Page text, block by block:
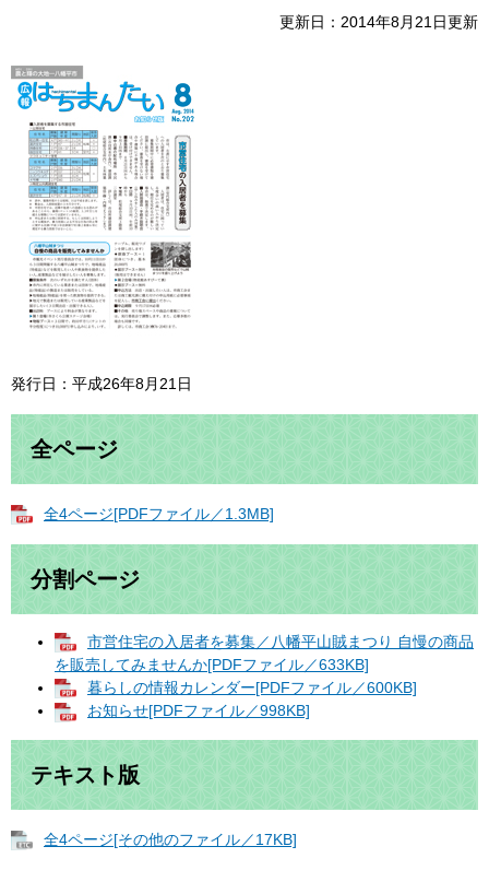
更新日：2014年8月21日更新
発行日：平成26年8月21日
全ページ
全4ページ[PDFファイル／1.3MB]
分割ページ
市営住宅の入居者を募集／八幡平山賊まつり 自慢の商品
を販売してみませんか[PDFファイル／633KB]
暮らしの情報カレンダー[PDFファイル／600KB]
お知らせ[PDFファイル／998KB]
テキスト版
全4ページ[その他のファイル／17KB]